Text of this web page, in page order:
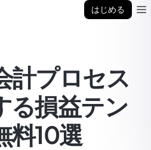
はじめる
計プロセス
る損益テン
料10選